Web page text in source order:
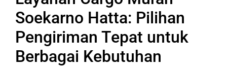
Soekarno Hatta: Pilihan
Pengiriman Tepat untuk
Berbagai Kebutuhan